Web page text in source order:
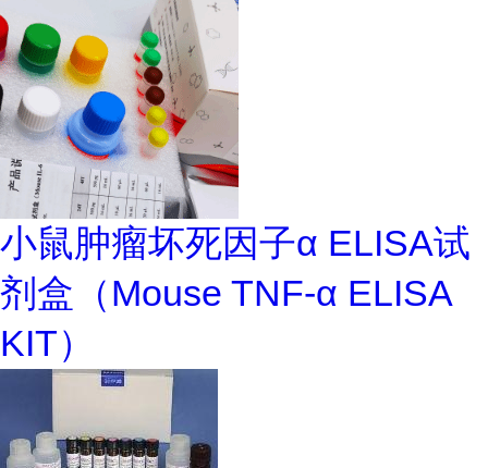
小鼠肿瘤坏死因子α ELISA试
剂盒（Mouse TNF-α ELISA
KIT）